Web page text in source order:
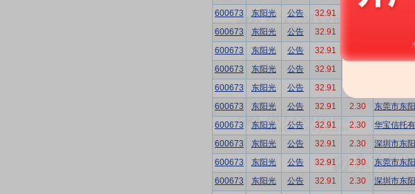
600673
东阳光 公告 32.91
600673
东阳光 公告 32.91
600673
东阳光 公告 32.91 天弘基金
600673
东阳光 公告 32.91
600673
东阳光 公告 32.91
600673
东阳光 公告 32.91 2.30 东莞市东
600673
东阳光 公告 32.91 2.30 华宝信托
600673
东阳光 公告 32.91 2.30 深圳市东
600673
东阳光 公告 32.91 2.30 东莞市东
600673
东阳光 公告 32.91 2.30 深圳市东